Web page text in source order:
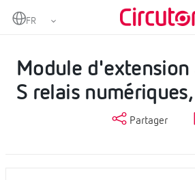
Home
Enregistreur de données
Module d'extension
S relais
Partager